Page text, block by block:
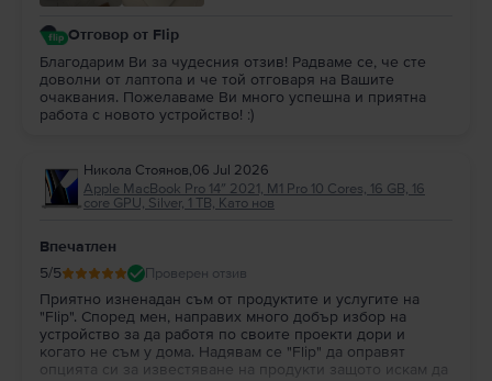
Отговор от Flip
Благодарим Ви за чудесния отзив! Радваме се, че сте
доволни от лаптопа и че той отговаря на Вашите
очаквания. Пожелаваме Ви много успешна и приятна
работа с новото устройство! :)
Никола Стоянов,06 Jul 2026
Apple MacBook Pro 14″ 2021, M1 Pro 10 Cores, 16 GB, 16
core GPU, Silver, 1 TB, Като нов
Впечатлен
5/5 Проверен отзив
Приятно изненадан съм от продуктите и услугите на
"Flip". Според мен, направих много добър избор на
устройство за да работя по своите проекти дори и
когато не съм у дома. Надявам се "Flip" да оправят
опцията си за известяване на продукти защото искам да